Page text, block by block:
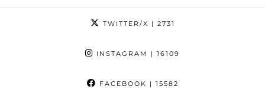
TWITTER/X | 2731
INSTAGRAM | 16109
FACEBOOK | 15582